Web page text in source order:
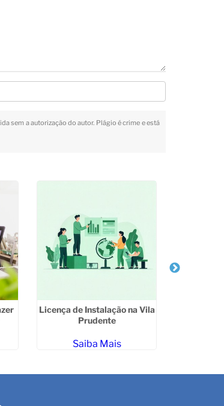
sem a autorização do autor. Plágio é crime e está
Licença de Instalação na Vila
Prudente
Saiba Mais